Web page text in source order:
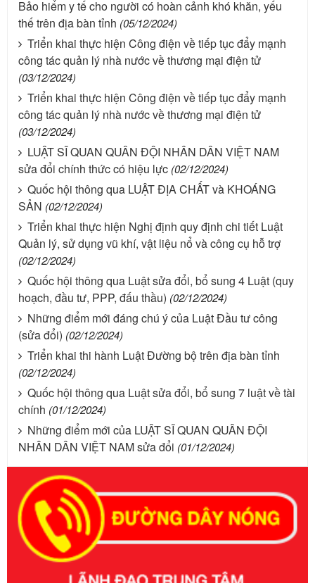
Bảo hiểm y tế cho người có hoàn cảnh khó khăn, yếu
thế trên địa bàn tỉnh (05/12/2024)
Triển khai thực hiện Công điện về tiếp tục đẩy mạnh
công tác quản lý nhà nước về thương mại điện tử
(03/12/2024)
Triển khai thực hiện Công điện về tiếp tục đẩy mạnh
công tác quản lý nhà nước về thương mại điện tử
(03/12/2024)
LUẬT SĨ QUAN QUÂN ĐỘI NHÂN DÂN VIỆT NAM
sửa đổi chính thức có hiệu lực (02/12/2024)
Quốc hội thông qua LUẬT ĐỊA CHẤT và KHOÁNG
SẢN (02/12/2024)
Triển khai thực hiện Nghị định quy định chi tiết Luật
Quản lý, sử dụng vũ khí, vật liệu nổ và công cụ hỗ trợ
(02/12/2024)
Quốc hội thông qua Luật sửa đổi, bổ sung 4 Luật (quy
hoạch, đầu tư, PPP, đấu thầu) (02/12/2024)
Những điểm mới đáng chú ý của Luật Đầu tư công
(sửa đổi) (02/12/2024)
Triển khai thi hành Luật Đường bộ trên địa bàn tỉnh
(02/12/2024)
Quốc hội thông qua Luật sửa đổi, bổ sung 7 luật về tài
chính (01/12/2024)
Những điểm mới của LUẬT SĨ QUAN QUÂN ĐỘI
NHÂN DÂN VIỆT NAM sửa đổi (01/12/2024)